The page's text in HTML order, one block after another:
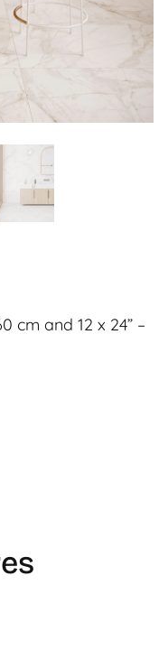
cm and 12 x 24” –